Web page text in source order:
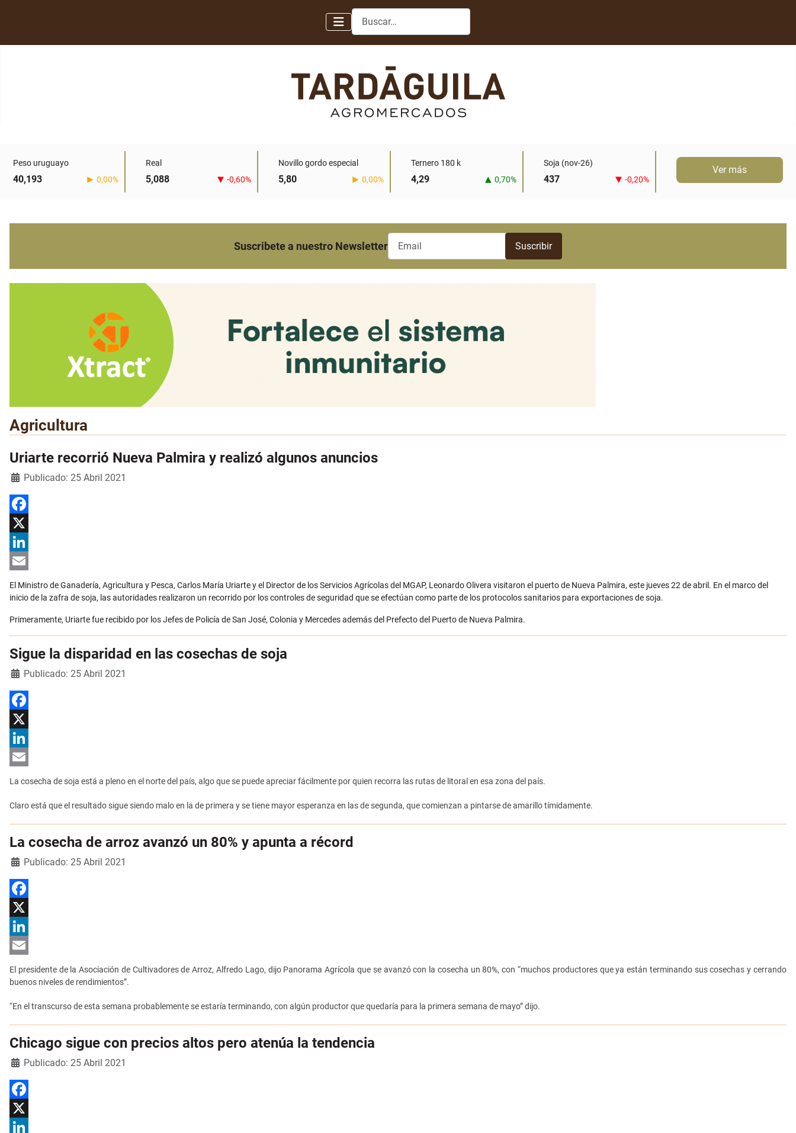
Buscar
Peso uruguayo
40,193 0,00%
Real
5,088 -0,60%
Novillo gordo especial
5,80 0,00%
Ternero 180 k
4,29 0,70%
Soja (nov-26)
437 -0,20%
Ver más
Suscribete a nuestro Newsletter
Agricultura
Uriarte recorrió Nueva Palmira y realizó algunos anuncios
DetallesPublicado: 25 Abril 2021
Facebook
X
LinkedIn
Email
El Ministro de Ganadería, Agricultura y Pesca, Carlos María Uriarte y el Director de los Servicios Agrícolas del MGAP, Leonardo Olivera visitaron el puerto de Nueva Palmira, este jueves 22 de abril. En el marco del
inicio de la zafra de soja, las autoridades realizaron un recorrido por los controles de seguridad que se efectúan como parte de los protocolos sanitarios para exportaciones de soja.
Primeramente, Uriarte fue recibido por los Jefes de Policía de San José, Colonia y Mercedes además del Prefecto del Puerto de Nueva Palmira.
Sigue la disparidad en las cosechas de soja
DetallesPublicado: 25 Abril 2021
Facebook
X
LinkedIn
La cosecha de soja está a pleno en el norte del país, algo que se puede apreciar fácilmente por quien recorra las rutas de litoral en esa zona del país.
Claro está que el resultado sigue siendo malo en la de primera y se tiene mayor esperanza en las de segunda, que comienzan a pintarse de amarillo tímidamente.
La cosecha de arroz avanzó un 80% y apunta a récord
DetallesPublicado: 25 Abril 2021
Facebook
X
LinkedIn
Email
El presidente de la Asociación de Cultivadores de Arroz, Alfredo Lago, dijo Panorama Agrícola que se avanzó con la cosecha un 80%, con “muchos productores que ya están terminando sus cosechas y cerrando
buenos niveles de rendimientos”.
“En el transcurso de esta semana probablemente se estaría terminando, con algún productor que quedaría para la primera semana de mayo” dijo.
Chicago sigue con precios altos pero atenúa la tendencia
DetallesPublicado: 25 Abril 2021
Facebook
X